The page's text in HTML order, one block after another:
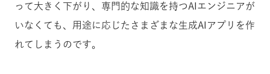
って大きく下がり、専門的な知識を持つAIエンジニアが
いなくても、用途に応じたさまざまな生成AIアプリを作
れてしまうのです。